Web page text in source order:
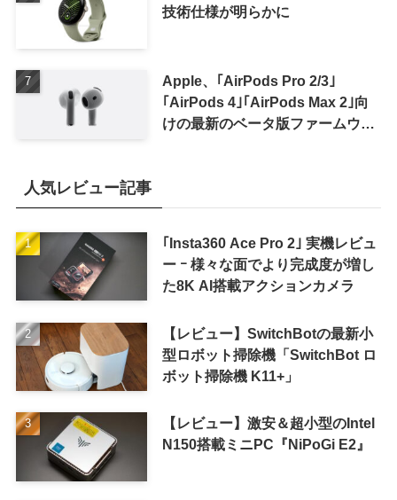
技術仕様が明らかに
Apple、｢AirPods Pro 2/3｣
｢AirPods 4｣｢AirPods Max 2｣向
けの最新のベータ版ファームウェ
人気レビュー記事
｢Insta360 Ace Pro 2｣ 実機レビュ
ー ｰ 様々な面でより完成度が増し
た8K AI搭載アクションカメラ
【レビュー】SwitchBotの最新小
型ロボット掃除機「SwitchBot ロ
ボット掃除機 K11+」
【レビュー】激安＆超小型のIntel
N150搭載ミニPC『NiPoGi E2』